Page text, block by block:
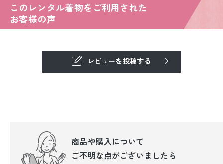
このレンタル着物をご利用された
お客様の声
レビューを投稿する
商品や購入について
ご不明な点がございましたら